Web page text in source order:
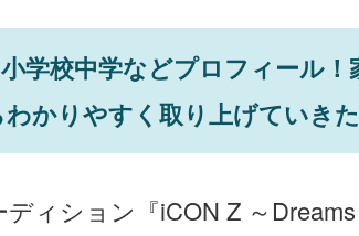
学校中学などプロフィール
かりやすく取り上げていき
ィション『iCON Z ～